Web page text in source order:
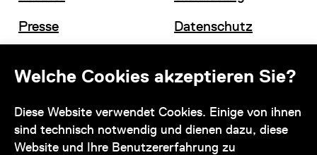
Welche Cookies akzeptieren Sie?
Diese Website verwendet Cookies. Einige von ihnen
sind technisch notwendig und dienen dazu, diese
Website und Ihre Benutzererfahrung zu
Presse
Datenschutz
Kontakt